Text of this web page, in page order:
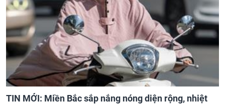
TIN MỚI: Miền Bắc sắp nắng nóng diện rộng, nhiệt